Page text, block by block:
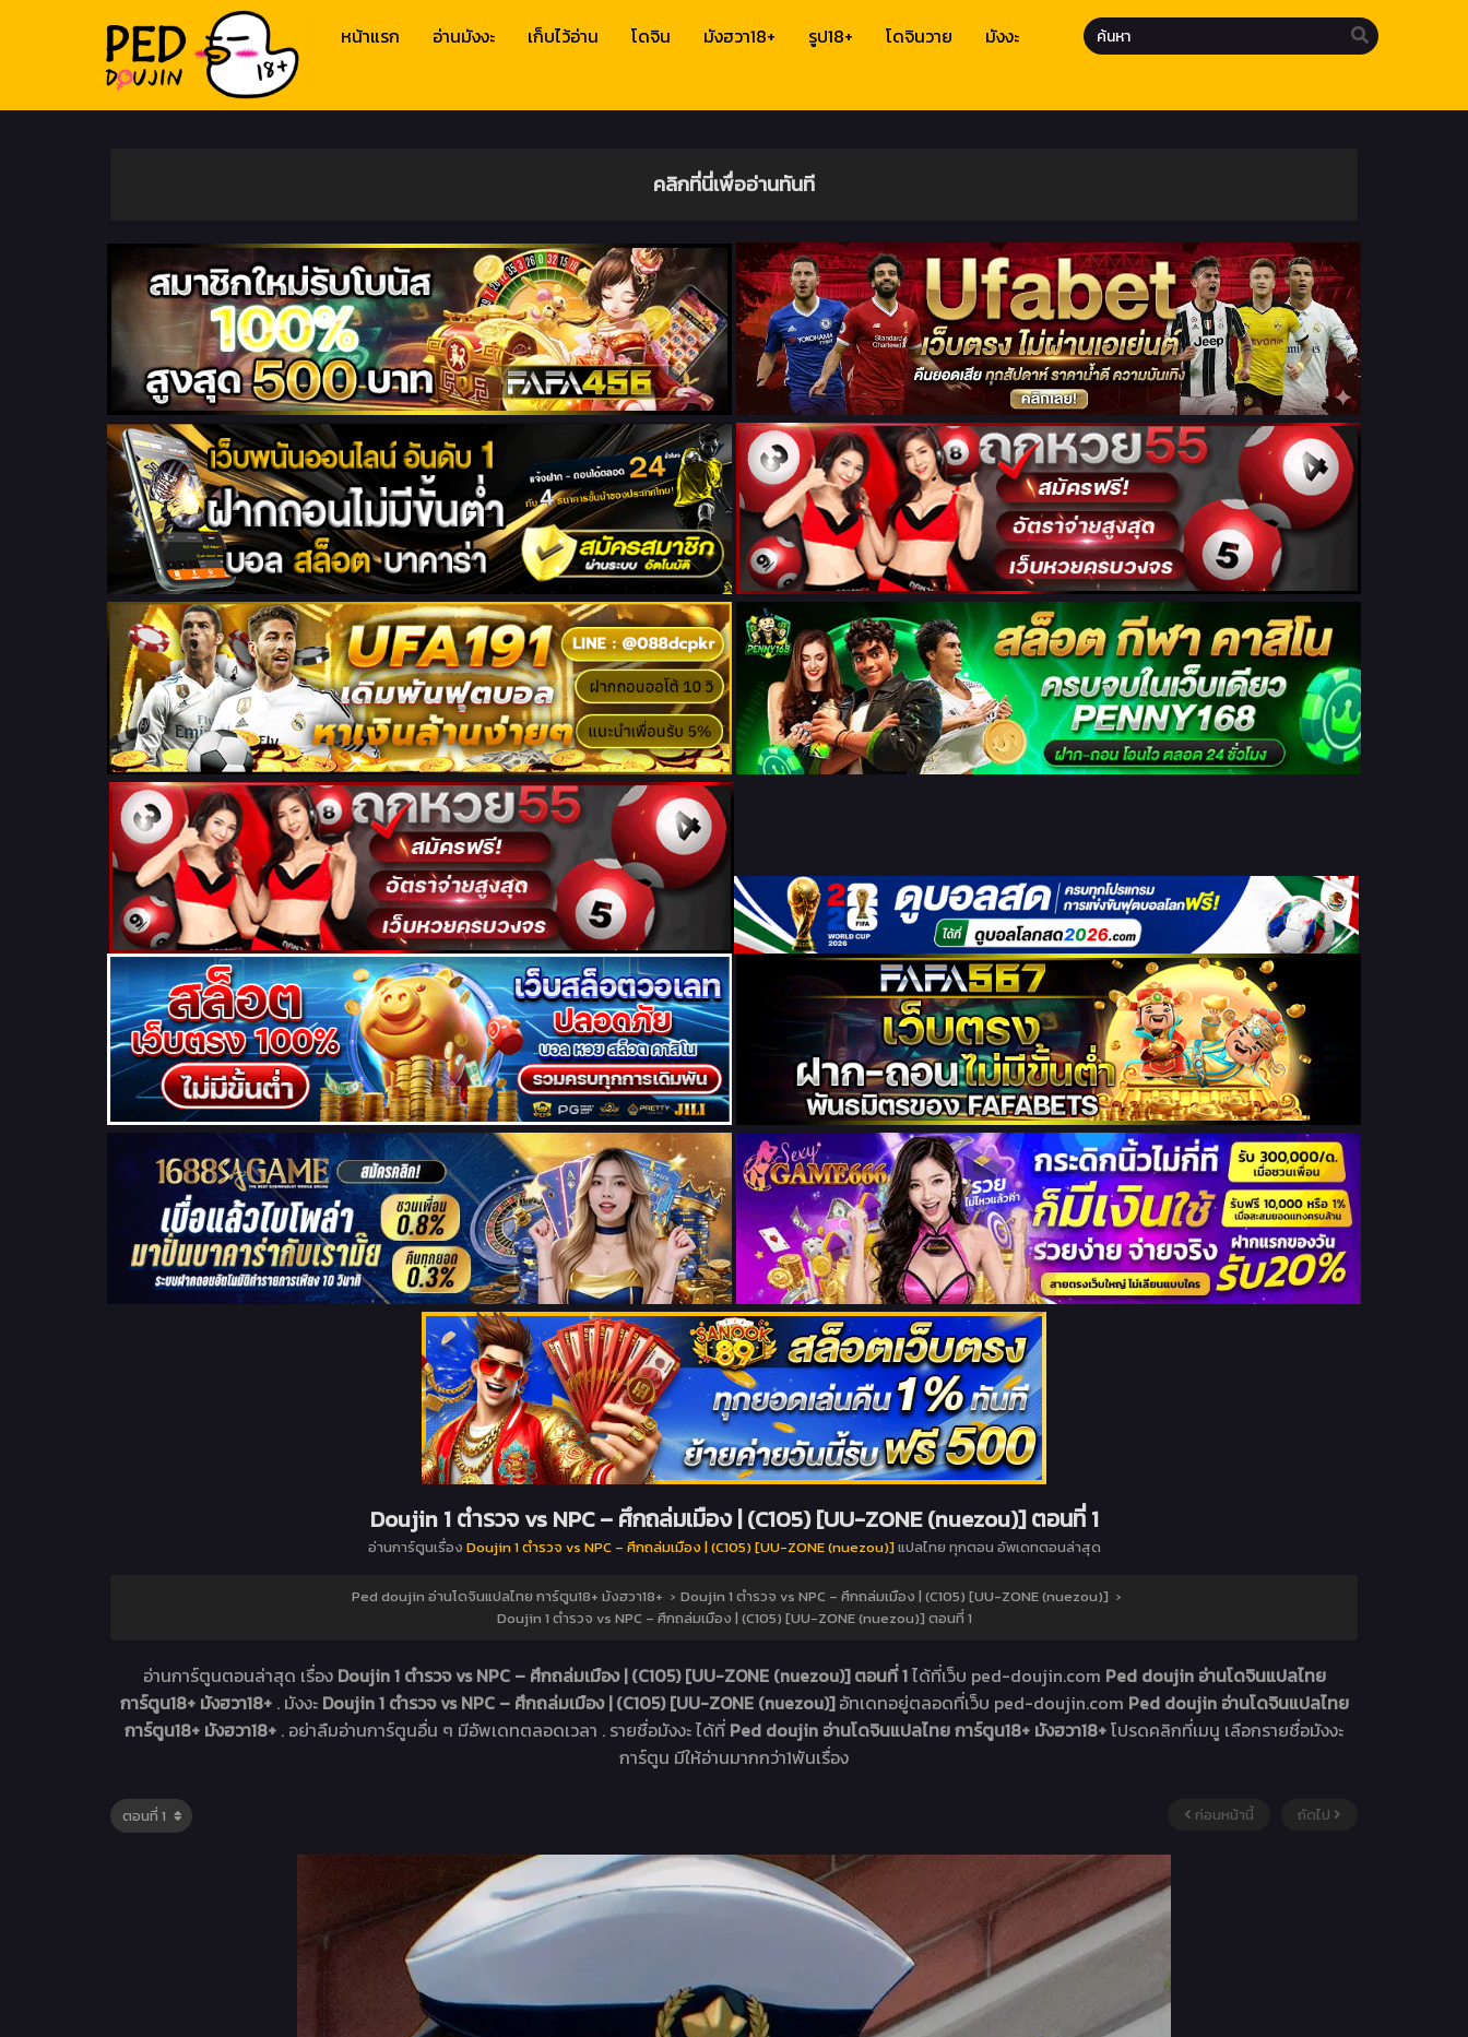
หน้าแรก อ่านมังงะ เก็บไว้อ่าน โดจิน มังฮวา18+ รูป18+ โดจินวาย มังงะ
คลิกที่นี่เพื่ออ่านทันที
Doujin 1 ตำรวจ vs NPC – ศึกถล่มเมือง | (C105) [UU-ZONE (nuezou)] ตอนที่ 1
อ่านการ์ตูนเรื่อง Doujin 1 ตำรวจ vs NPC – ศึกถล่มเมือง | (C105) [UU-ZONE (nuezou)]แปลไทย ทุกตอน อัพเดทตอนล่าสุด
Ped doujin อ่านโดจินแปลไทย การ์ตูน18+ มังฮวา18+ › Doujin 1 ตำรวจ vs NPC – ศึกถล่มเมือง | (C105) [UU-ZONE (nuezou)] ›
Doujin 1 ตำรวจ vs NPC – ศึกถล่มเมือง | (C105) [UU-ZONE (nuezou)] ตอนที่ 1
อ่านการ์ตูนตอนล่าสุด เรื่อง Doujin 1 ตำรวจ vs NPC – ศึกถล่มเมือง | (C105) [UU-ZONE (nuezou)] ตอนที่ 1ได้ที่เว็บ ped-doujin.com Ped doujin อ่านโดจินแปลไทย
การ์ตูน18+ มังฮวา18+ . มังงะ Doujin 1 ตำรวจ vs NPC – ศึกถล่มเมือง | (C105) [UU-ZONE (nuezou)]อัทเดทอยู่ตลอดที่เว็บ ped-doujin.com Ped doujin อ่านโดจินแปลไทย
การ์ตูน18+ มังฮวา18+ . อย่าลืมอ่านการ์ตูนอื่น ๆ มีอัพเดทตลอดเวลา . รายชื่อมังงะ ได้ที่ Ped doujin อ่านโดจินแปลไทย การ์ตูน18+ มังฮวา18+โปรดคลิกที่เมนู เลือกรายชื่อมังงะ
การ์ตูน มีให้อ่านมากกว่า1พันเรื่อง
ก่อนหน้านี้ ถัดไป